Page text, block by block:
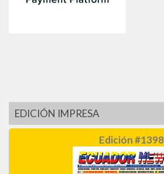
EDICIÓN IMPRESA
Edición #1398